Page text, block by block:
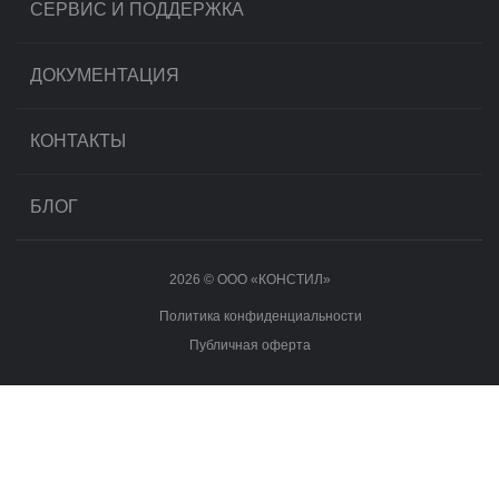
СЕРВИС И ПОДДЕРЖКА
ДОКУМЕНТАЦИЯ
КОНТАКТЫ
БЛОГ
2026 © OOO «КОНСТИЛ»
Политика конфиденциальности
Публичная оферта